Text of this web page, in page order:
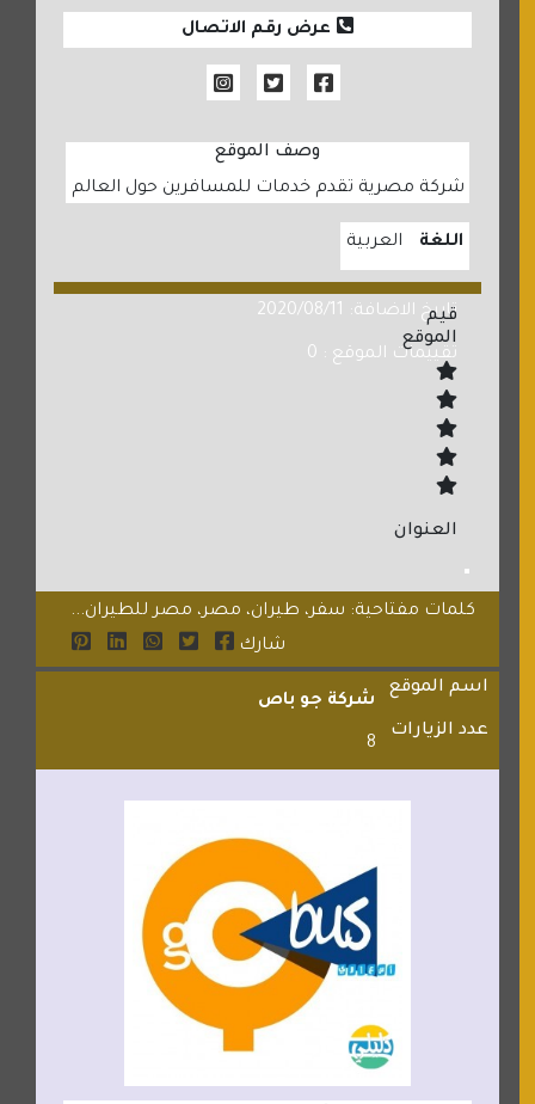
عرض رقم الاتصال
وصف الموقع
شركة مصرية تقدم خدمات للمسافرين حول العالم
اللغة العربية
تاريخ الاضافة: 2020/08/11
تقييمات الموقع : 0
قيم
الموقع
العنوان
كلمات مفتاحية: سفر، طيران، مصر، مصر للطيران...
شارك
اسم الموقع
شركة جو باص
عدد الزيارات
8